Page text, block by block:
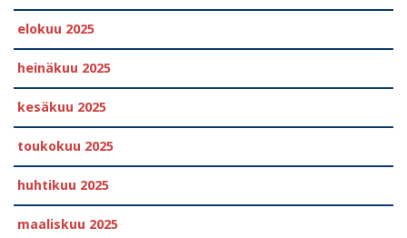
elokuu 2025
heinäkuu 2025
kesäkuu 2025
toukokuu 2025
huhtikuu 2025
maaliskuu 2025